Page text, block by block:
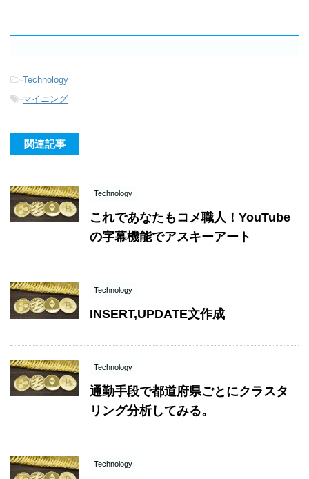
-Technology
-マイニング
関連記事
Technology
これであなたもコメ職人！YouTube
の字幕機能でアスキーアート
Technology
INSERT,UPDATE文作成
Technology
通勤手段で都道府県ごとにクラスタ
リング分析してみる。
Technology